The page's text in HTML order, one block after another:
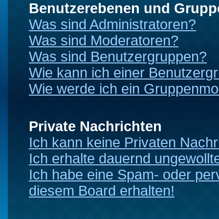
Benutzerebenen und
Was sind Administratoren?
Was sind Moderatoren?
Was sind Benutzergruppen?
Wie kann ich einer
Wie werde ich ein
Private Nachrichten
Ich kann keine Privaten
Ich erhalte dauernd
Ich habe eine Spam- oder
diesem Board erhalten!